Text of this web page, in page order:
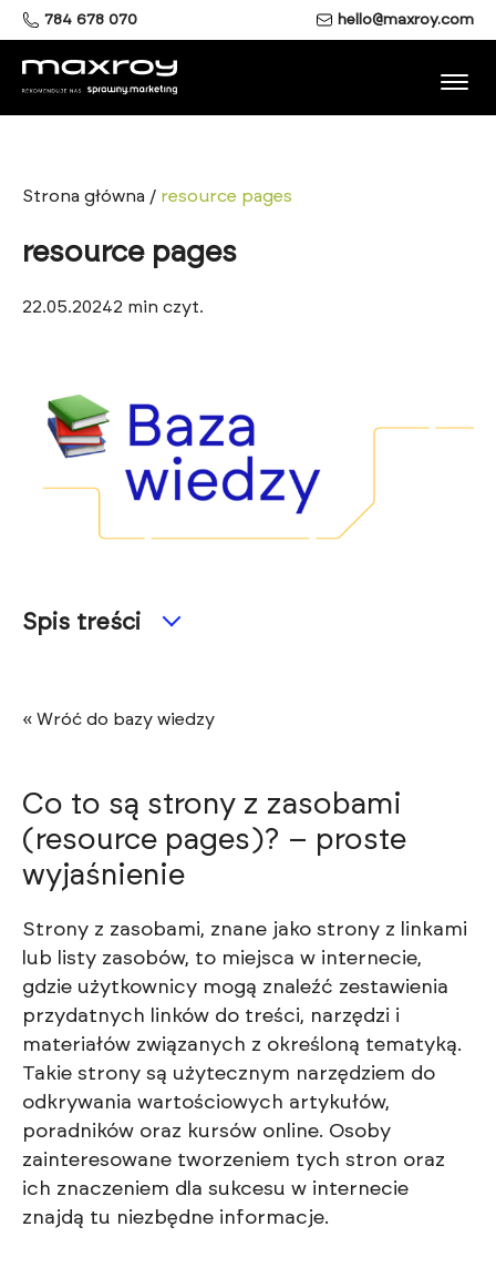
784 678 070 hello@maxroy.com
Strona główna / resource pages
resource pages
22.05.20242 min czyt.
Spis treści
« Wróć do bazy wiedzy
Co to są strony z zasobami
(resource pages)? – proste
wyjaśnienie
Strony z zasobami, znane jako strony z linkami
lub listy zasobów, to miejsca w internecie,
gdzie użytkownicy mogą znaleźć zestawienia
przydatnych linków do treści, narzędzi i
materiałów związanych z określoną tematyką.
Takie strony są użytecznym narzędziem do
odkrywania wartościowych artykułów,
poradników oraz kursów online. Osoby
zainteresowane tworzeniem tych stron oraz
ich znaczeniem dla sukcesu w internecie
znajdą tu niezbędne informacje.